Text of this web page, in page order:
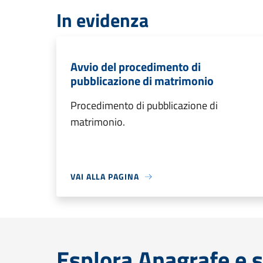
In evidenza
Avvio del procedimento di
pubblicazione di matrimonio
Procedimento di pubblicazione di
matrimonio.
VAI ALLA PAGINA